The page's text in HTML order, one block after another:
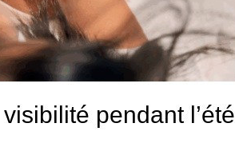
pendant l’été